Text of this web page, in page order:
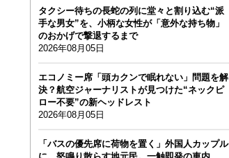
タクシー待ちの長蛇の列に堂々と割り込む“派
手な男女”を、小柄な女性が「意外な持ち物」
のおかげで撃退するまで
2026年08月05日
エコノミー席「頭カクンで眠れない」問題を解
決？航空ジャーナリストが見つけた“ネックピ
ロー不要”の新ヘッドレスト
2026年08月05日
「バスの優先席に荷物を置く」外国人カップル